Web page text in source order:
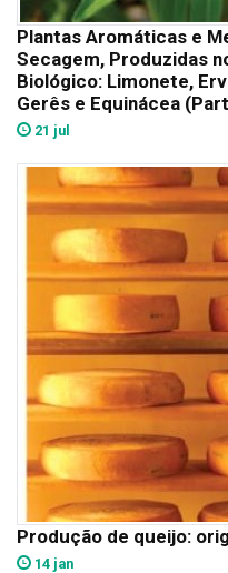
Plantas Aromáticas e
Secagem, Produzidas
Biológico: Limonete,
Gerês e Equinácea
21 jul
Produção de queijo:
14 jan